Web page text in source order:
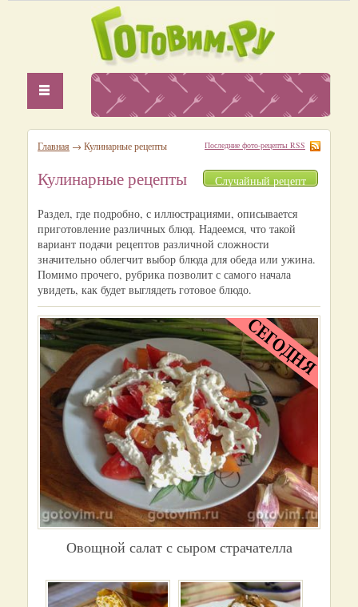
Главная → Кулинарные рецепты Последние фото-рецепты RSS
Кулинарные рецепты Случайный рецепт
Раздел, где подробно, с иллюстрациями, описывается
приготовление различных блюд. Надеемся, что такой
вариант подачи рецептов различной сложности
значительно облегчит выбор блюда для обеда или ужина.
Помимо прочего, рубрика позволит с самого начала
увидеть, как будет выглядеть готовое блюдо.
Овощной салат с сыром страчателла